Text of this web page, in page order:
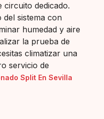
circuito dedicado.
del sistema con
humedad y aire
la prueba de
climatizar una
servicio de
Split En Sevilla